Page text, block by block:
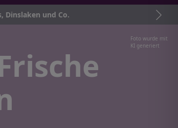
Co.
Foto wurde mit
KI generiert